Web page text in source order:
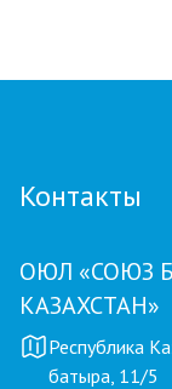
Контакты
ОЮЛ «СОЮЗ
КАЗАХСТАН»
Республика
батыра, 11/5